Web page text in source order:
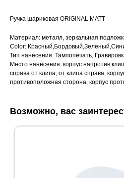
Ручка шариковая ORIGINAL MATT
Материал: металл, зеркальная
Color:
Тип нанесения: Тампопечать,
Место нанесения: корпус напротив
справа от клипа, от клипа справа,
противоположная сторона, корпус
Возможно, вас